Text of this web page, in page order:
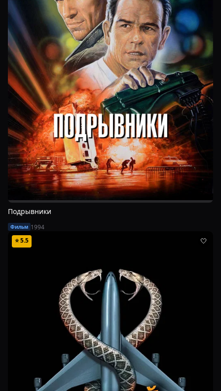
Подрывники
Фильм 1994
⭐5.5 🤍